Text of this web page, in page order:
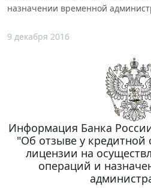
назначении временной
9 декабря 2016
Информация Банка
"Об отзыве у
лицензии на
операций и